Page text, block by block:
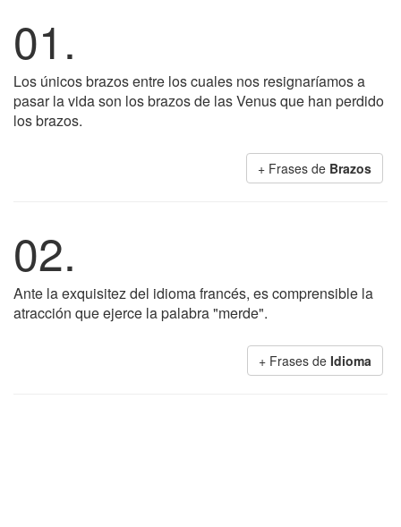
01.
Los únicos brazos entre los cuales nos resignaríamos a
pasar la vida son los brazos de las Venus que han perdido
los brazos.
+ Frases de Brazos
02.
Ante la exquisitez del idioma francés, es comprensible la
atracción que ejerce la palabra "merde".
+ Frases de Idioma